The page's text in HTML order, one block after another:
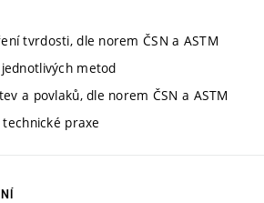
tvrdosti, dle norem ČSN a ASTM
metod
a povlaků, dle norem ČSN a ASTM
praxe